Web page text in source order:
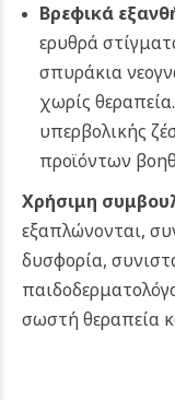
Βρεφικά
ερυθρά
σπυράκια
χωρίς
υπερβολικής
προϊόντων
Χρήσιμη
εξαπλώνονται,
δυσφορία,
σωστή θεραπεία